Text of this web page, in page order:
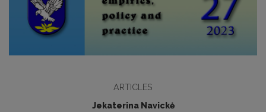
ARTICLES
Jekaterina Navickė